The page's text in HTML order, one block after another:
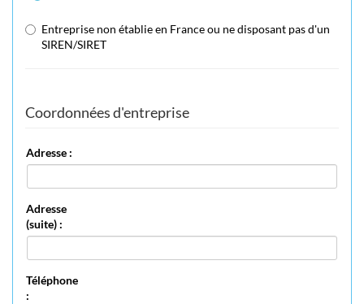
Entreprise non établie en France ou ne disposant pas d'un
SIREN/SIRET
Coordonnées d'entreprise
Adresse :
Adresse
(suite) :
Téléphone
: